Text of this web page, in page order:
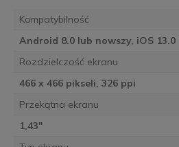
Kompatybilność
Android 8.0 lub nowszy, iOS
Rozdzielczość ekranu
466 x 466 pikseli, 326 ppi
Przekątna ekranu
1,43"